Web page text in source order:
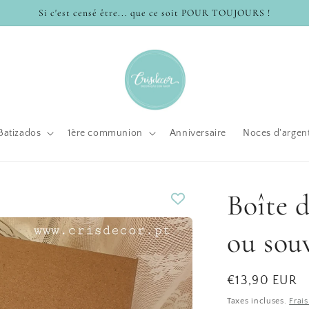
Si c'est censé être... que ce soit POUR TOUJOURS !
Batizados 1ère communion Anniversaire Noces
Boîte
ou
Prix
habituel
€13,90 EUR
Taxes incluses.